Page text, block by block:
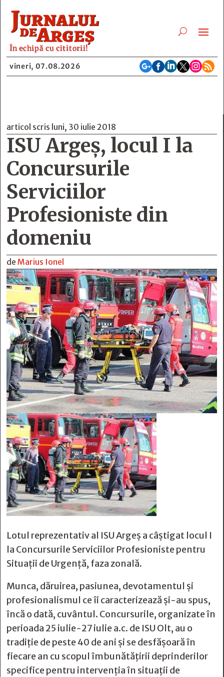
În echipă cu cititorii!
vineri, 07.08.2026 
articol scris luni, 30 iulie 2018
ISU Argeș, locul I la
Concursurile
Serviciilor
Profesioniste din
domeniu
de Marius Ionel
Lotul reprezentativ al ISU Argeș a câștigat locul I
la Concursurile Serviciilor Profesioniste pentru
Situații de Urgență, faza zonală.
Munca, dăruirea, pasiunea, devotamentul și
profesionalismul ce îi caracterizează și-au spus,
încă o dată, cuvântul. Concursurile, organizate în
perioada 25 iulie-27 iulie a.c. de ISU Olt, au o
tradiție de peste 40 de ani și se desfășoară în
fiecare an cu scopul îmbunătățirii deprinderilor
specifice pentru intervenția în situații de